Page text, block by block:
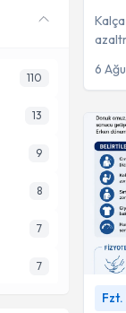
6
110
13
9
8
7
7